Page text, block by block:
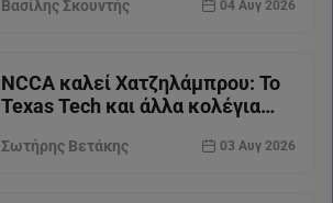
Βασίλης Σκουντής 04 Αυγ 2026
NCCA καλεί Χατζηλάμπρου: Το
Texas Tech και άλλα κολέγια
Σωτήρης Βετάκης 03 Αυγ 2026